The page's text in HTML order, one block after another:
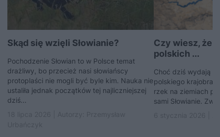
Skąd się wzięli Słowianie?
Pochodzenie Słowian to w Polsce temat
drażliwy, bo przecież nasi słowiańscy
protoplaści nie mogli być byle kim. Nauka nie
ustaliła jednak początków tej najliczniejszej
dziś...
Czy wiesz, że
polskich ...
Choć dziś wydają
polskiego
rzek na ziemiach
sami Słowianie.